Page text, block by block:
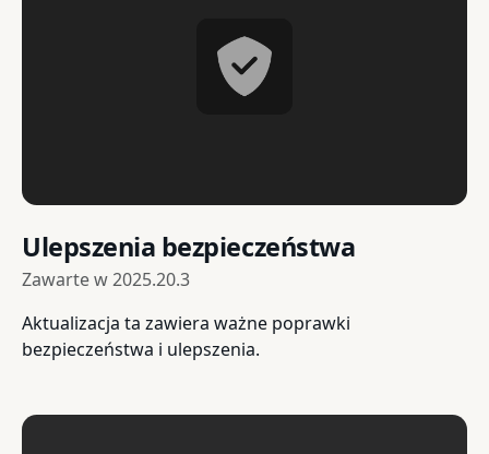
Ulepszenia bezpieczeństwa
Zawarte w2025.20.3
Aktualizacja ta zawiera ważne poprawki
bezpieczeństwa i ulepszenia.